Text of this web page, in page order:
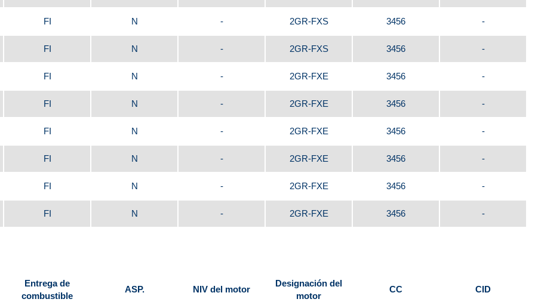
FI N - 2GR-FXS 3456 -
FI N - 2GR-FXS 3456 -
FI N - 2GR-FXE 3456 -
FI N - 2GR-FXE 3456 -
FI N - 2GR-FXE 3456 -
FI N - 2GR-FXE 3456 -
FI N - 2GR-FXE 3456 -
FI N - 2GR-FXE 3456 -
Entrega de
combustible
ASP. NIV del motor
Designación del
motor
CC CID